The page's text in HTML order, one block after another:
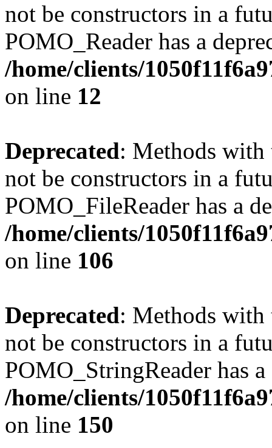
not be constructors in a
POMO_Reader has a
/home/clients/
on line 12
Deprecated: Methods with
not be constructors in a
POMO_FileReader has a
/home/clients/
on line 106
Deprecated: Methods with
not be constructors in a
POMO_StringReader has
/home/clients/
on line 150